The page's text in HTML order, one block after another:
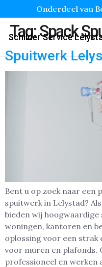
Onderdeel van
Schilder Service
Tag:Spack
Spuitwerk
Bent u op zoek naar
spuitwerk in Lelystad?
bieden wij
woningen, kantoren en
oplossing voor een strak
voor muren en plafonds.
professioneel en werken